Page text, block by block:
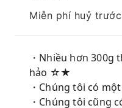
Miễn phí huỷ
・Nhiều hơn 300g
hảo ☆★
・Chúng tôi có
・Chúng tôi cũng